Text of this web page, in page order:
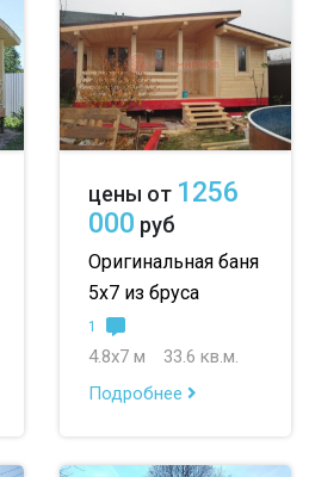
цены от 1256
000 руб
Оригинальная баня
5х7 из бруса
1
4.8х7 м
33.6 кв.м.
Подробнее